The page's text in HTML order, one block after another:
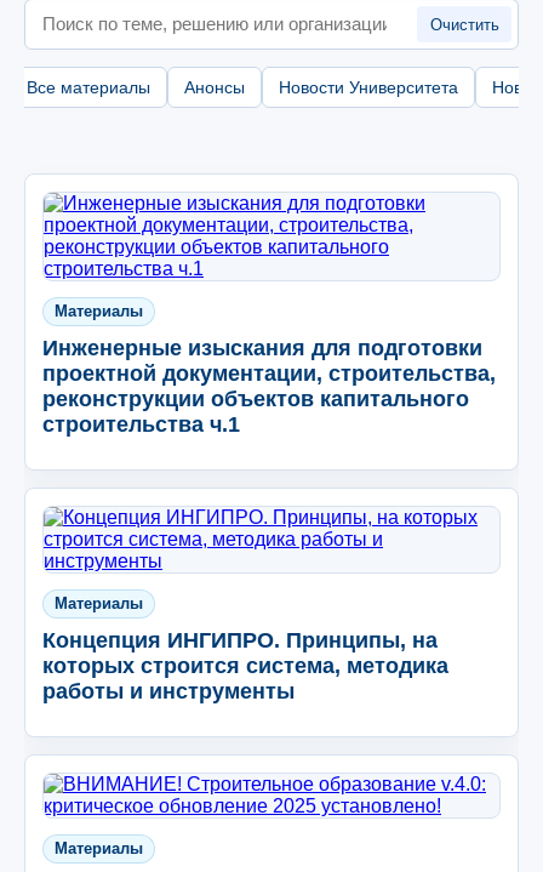
Поиск
Очистить
Все материалы Анонсы Новости Университета
Материалы
Инженерные изыскания для подготовки
проектной документации, строительства,
реконструкции объектов капитального
строительства ч.1
Материалы
Концепция ИНГИПРО. Принципы, на
которых строится система, методика
работы и инструменты
Материалы